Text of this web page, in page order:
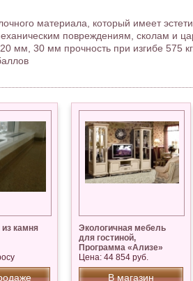
материала, который имеет
повреждениям, сколам и
мм, 30 мм прочность при изгибе 575
из камня
Экологичная мебель
для гостиной,
Программа «Ализе»
(слоновая кость)
Цена: 44 854 руб.
В магазин